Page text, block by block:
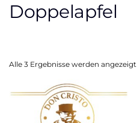
Doppelapfel
Alle 3 Ergebnisse werden angezeigt